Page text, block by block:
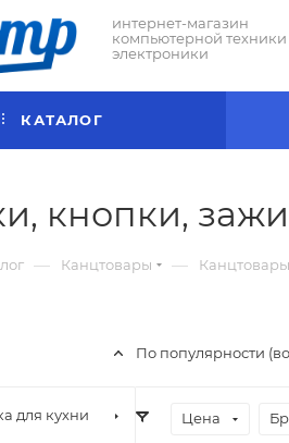
интернет-магазин
компьютерной техники
электроники
КАТАЛОГ
кнопки,
— Канцтовары —
По популярности
Цена
для кухни